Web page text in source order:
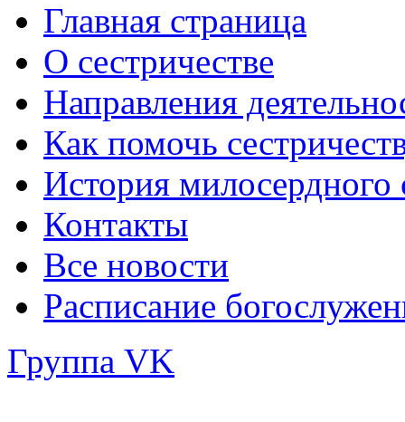
Главная страница
О сестричестве
Направления
Как помочь
История милосердного
Контакты
Все новости
Расписание
Группа VK